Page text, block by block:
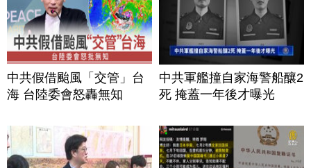
中共假借颱風「交管」台
海 台陸委會怒轟無知
中共軍艦撞自家海警船釀2
死 掩蓋一年後才曝光